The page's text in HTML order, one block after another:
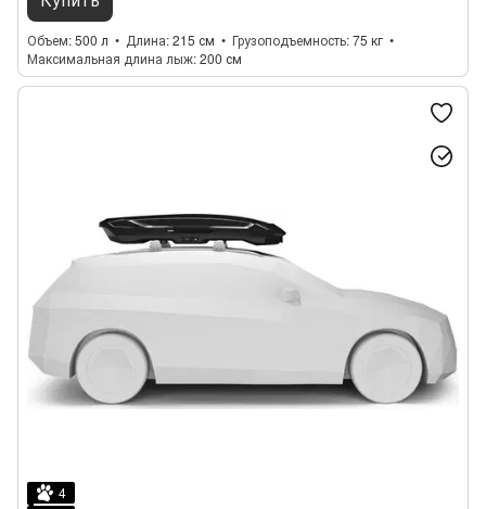
Объем 500 л Длина 215 см Грузоподъемность 75 кг
Максимальная длина лыж 200 см
4